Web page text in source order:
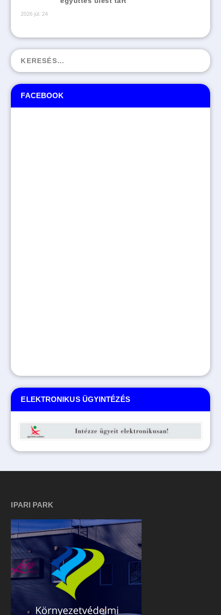
ELEKTRONIKUS ÜGYINTÉZÉS
FACEBOOK
2026 júl. 24
IPARI PARK